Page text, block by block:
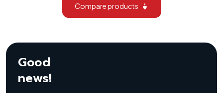
Compare products
Good
news!